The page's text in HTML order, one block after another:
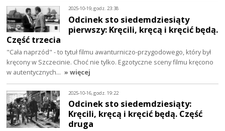
2025-10-19, godz. 23:38
Odcinek sto siedemdziesiąty
pierwszy: Kręcili, kręcą i kręcić będą.
Część trzecia
"Cała naprzód" - to tytuł filmu awanturniczo-przygodowego, który był
kręcony w Szczecinie. Choć nie tylko. Egzotyczne sceny filmu kręcono
w autentycznych… » więcej
2025-10-16, godz. 19:22
Odcinek sto siedemdziesiąty:
Kręcili, kręcą i kręcić będą. Część
druga